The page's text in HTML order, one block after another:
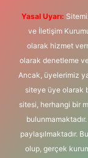
Yasal Uyarı:
ve İletişim
olarak hizmet
olarak denetleme
Ancak, üyelerimiz
siteye üye olarak
sitesi, herhangi bir
paylaşılmaktadır.
olup, gerçek